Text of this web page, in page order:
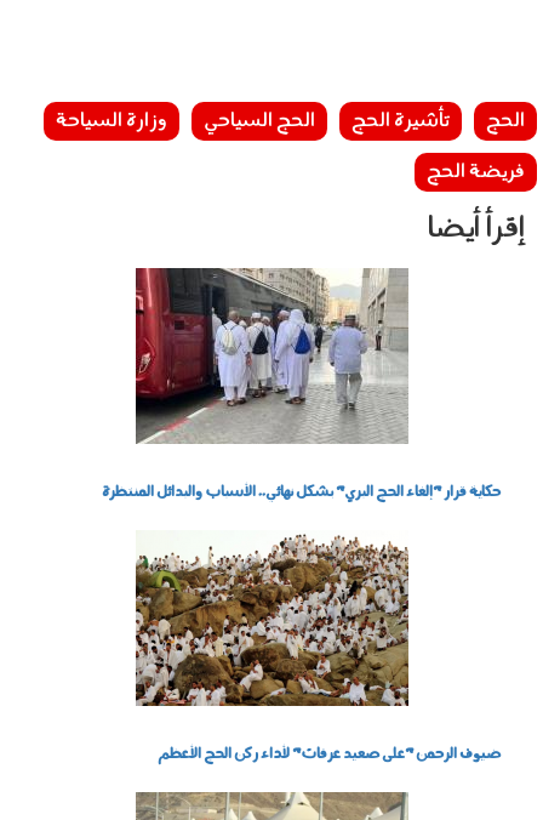
الحج تأشيرة الحج الحج السياحي
وزارة السياحة
فريضة الحج
إقرأ أيضا
حكاية قرار "إلغاء الحج البري" بشكل نهائي.. الأسباب والبدائل المنتظرة
ضيوف الرحمن "على صعيد عرفات" لأداء ركن الحج الأعظم